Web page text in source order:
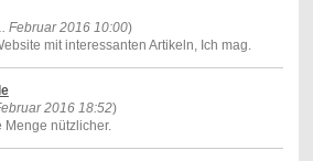
Februar 2016 10:00)
mit interessanten Artikeln, Ich mag.
2016 18:52)
Menge nützlicher.